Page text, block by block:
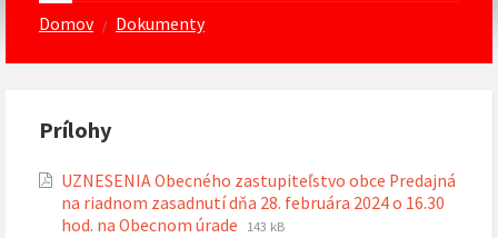
Domov / Dokumenty
Prílohy
UZNESENIA Obecného zastupiteľstvo obce Predajná
na riadnom zasadnutí dňa 28. februára 2024 o 16.30
hod. na Obecnom úrade Prípona
Veľkosť
143 kB